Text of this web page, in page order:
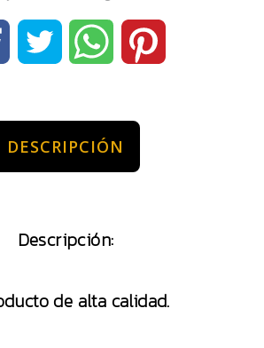
DESCRIPCIÓN
Descripción:
de alta calidad.